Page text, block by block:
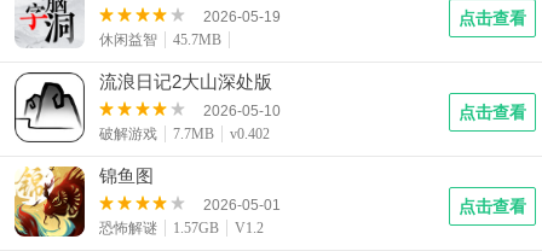
2026-05-19
休闲益智
45.7MB
点击查看
流浪日记2大山深处版
2026-05-10
破解游戏
7.7MB v0.402
点击查看
锦鱼图
2026-05-01
恐怖解谜
1.57GB V1.2
点击查看